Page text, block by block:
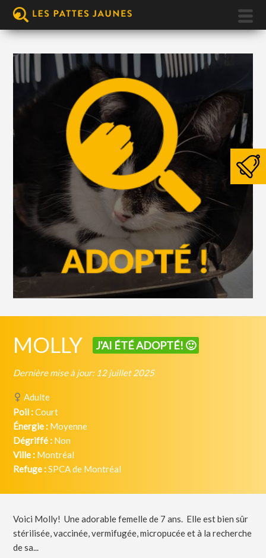
MOLLY J'AI ÉTÉ ADOPTÉ! 🙂
Dernière mise à jour: 12 juillet 2025
Adulte
Poil :Court
Énergie : Moyenne
Dégriffé : Non
Ville : Montréal
Refuge :SPCA de Montréal
Voici Molly! Une adorable femelle de 7 ans. Elle est bien sûr
stérilisée, vaccinée, vermifugée, micropucée et à la recherche
de sa...